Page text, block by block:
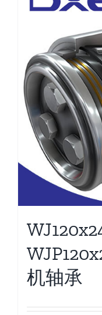
机轴承